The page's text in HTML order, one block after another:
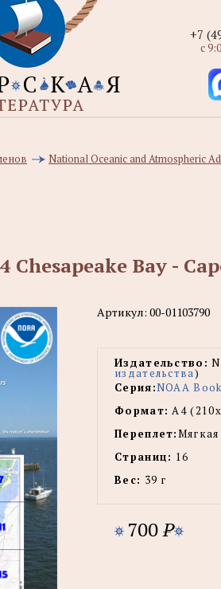
+7
с
National Oceanic and Atmospheric
Chesapeake Bay -
Артикул: 00-01103790
Издательство:
издательства)
Серия:NOAA
Формат: А4
Переплет:
Страниц: 16
Вес: 39 г
700P